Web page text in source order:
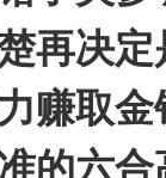
再决
赚取
的六